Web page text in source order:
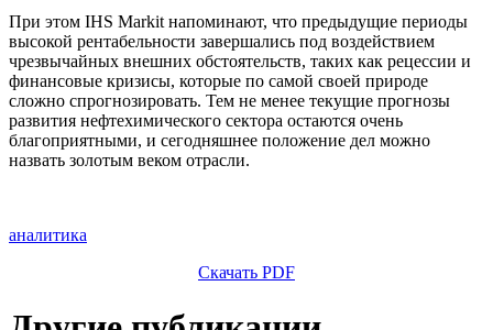
При этом IHS Markit напоминают, что предыдущие периоды
высокой рентабельности завершались под воздействием
чрезвычайных внешних обстоятельств, таких как рецессии и
финансовые кризисы, которые по самой своей природе
сложно спрогнозировать. Тем не менее текущие прогнозы
развития нефтехимического сектора остаются очень
благоприятными, и сегодняшнее положение дел можно
назвать золотым веком отрасли.
аналитика
Скачать PDF